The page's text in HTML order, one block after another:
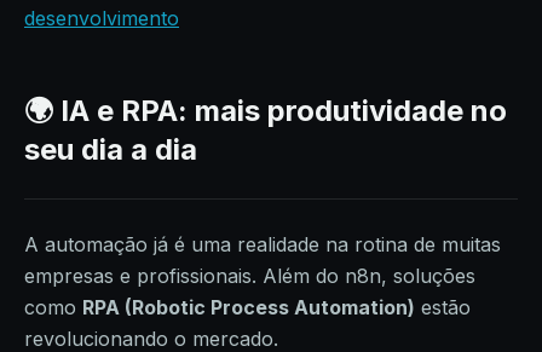
desenvolvimento
🌍 IA e RPA: mais produtividade no
seu dia a dia
A automação já é uma realidade na rotina de muitas
empresas e profissionais. Além do n8n, soluções
como RPA (Robotic Process Automation) estão
revolucionando o mercado.